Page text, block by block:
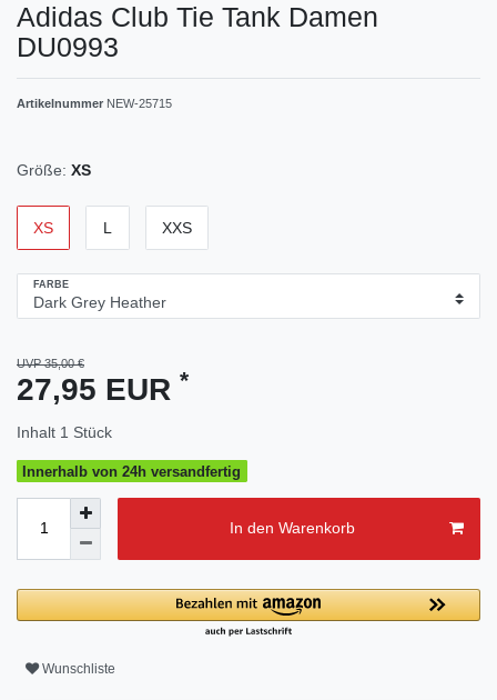
Adidas Club Tie Tank Damen
DU0993
Artikelnummer NEW-25715
Größe: XS
XS L XXS
FARBE
UVP 35,00 €
27,95 EUR *
Inhalt 1 Stück
Innerhalb von 24h versandfertig
In den Warenkorb
Wunschliste